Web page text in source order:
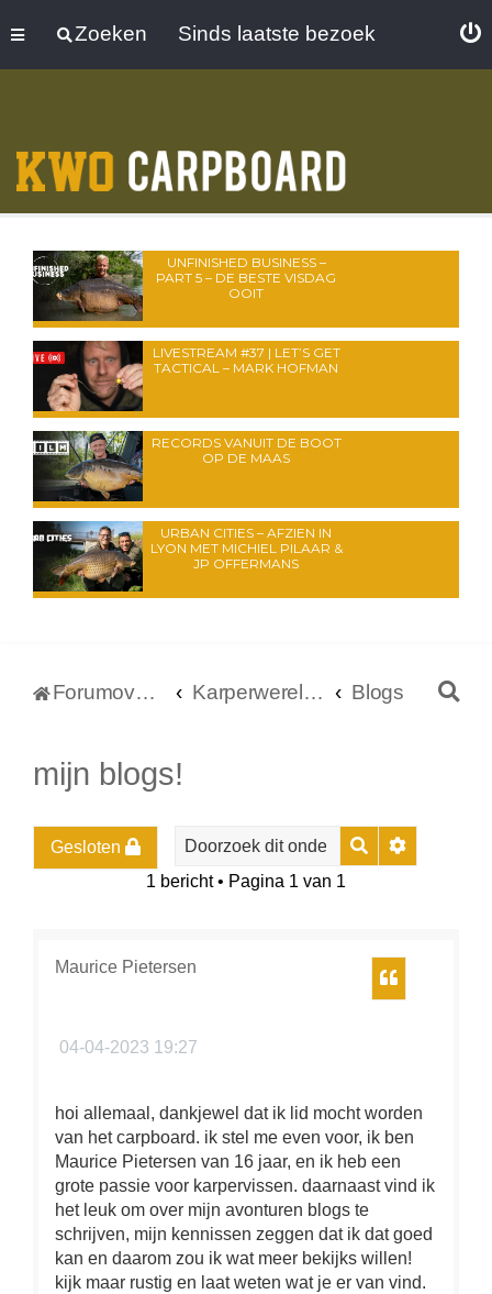
Zoeken Sinds laatste bezoek
UNFINISHED BUSINESS –
PART 5 – DE BESTE VISDAG
OOIT
LIVESTREAM #37 | LET’S GET
TACTICAL – MARK HOFMAN
RECORDS VANUIT DE BOOT
OP DE MAAS
URBAN CITIES – AFZIEN IN
LYON MET MICHIEL PILAAR &
JP OFFERMANS
Forumoverzicht Karperwereld.nl Blogs
mijn blogs!
Gesloten ZoekUitgebreid
1 bericht • Pagina 1 van 1
Maurice Pietersen
Citeer
04-04-2023 19:27
hoi allemaal, dankjewel dat ik lid mocht worden
van het carpboard. ik stel me even voor, ik ben
Maurice Pietersen van 16 jaar, en ik heb een
grote passie voor karpervissen. daarnaast vind ik
het leuk om over mijn avonturen blogs te
schrijven, mijn kennissen zeggen dat ik dat goed
kan en daarom zou ik wat meer bekijks willen!
kijk maar rustig en laat weten wat je er van vind.